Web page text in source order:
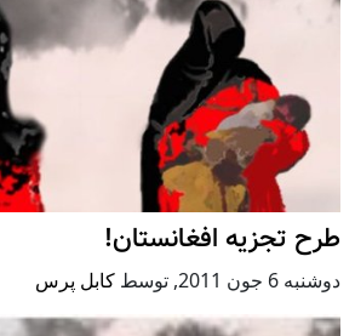
طرح تجزیه افغانستان!
دوشنبه 6 جون 2011 , توسط کابل پرس